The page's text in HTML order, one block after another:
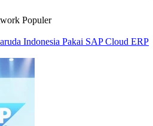
Populer
Indonesia Pakai SAP Cloud ERP